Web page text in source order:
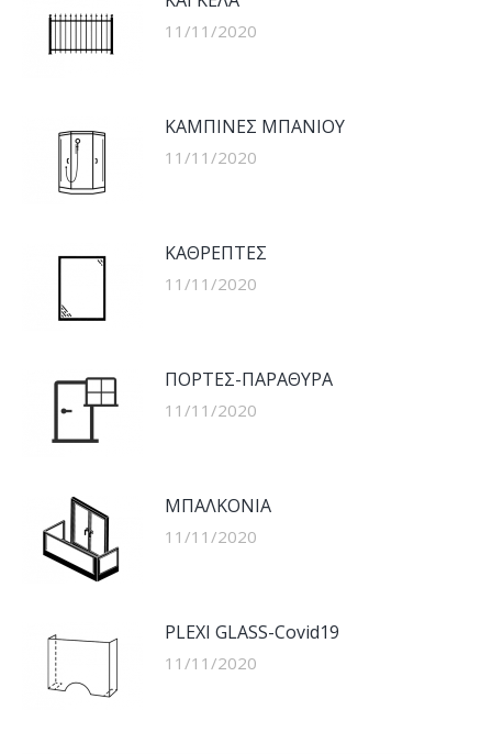
11/11/2020
ΚΑΜΠΙΝΕΣ ΜΠΑΝΙΟΥ
11/11/2020
ΚΑΘΡΕΠΤΕΣ
11/11/2020
ΠΟΡΤΕΣ-ΠΑΡΑΘΥΡΑ
11/11/2020
ΜΠΑΛΚΟΝΙΑ
11/11/2020
PLEXI GLASS-Covid19
11/11/2020